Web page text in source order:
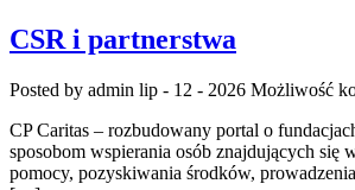
CSR i partnerstwa
Posted by admin lip - 12 - 2026 Możliwość
CP Caritas – rozbudowany portal o
sposobom wspierania osób znajdujących się
pomocy, pozyskiwania środków,